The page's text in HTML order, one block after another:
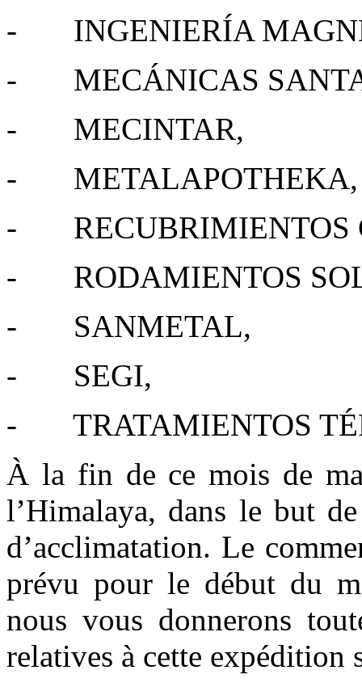
- INGENIERÍA
- MECÁNICAS
- MECINTAR,
- METALAPOTHEKA,
- RECUBRIMIENTOS
- RODAMIENTOS
- SANMETAL,
- SEGI,
- TRATAMIENTOS
À la fin de ce mois de
l’Himalaya, dans le but
d’acclimatation. Le
prévu pour le début du
nous vous donnerons
relatives à cette expédition